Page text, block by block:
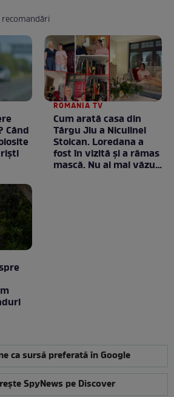
Când
ROMANIA TV
Cum arată casa din
Târgu Jiu a Niculinei
Stoican. Loredana a
fost în vizită și a rămas
mască. Nu ai mai văzut
ca sursă preferată în Google
SpyNews pe Discover